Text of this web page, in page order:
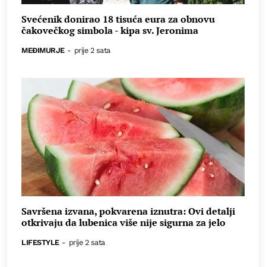
Svećenik donirao 18 tisuća eura za obnovu
čakovečkog simbola - kipa sv. Jeronima
MEĐIMURJE - prije 2 sata
Savršena izvana, pokvarena iznutra: Ovi detalji
otkrivaju da lubenica više nije sigurna za jelo
LIFESTYLE - prije 2 sata